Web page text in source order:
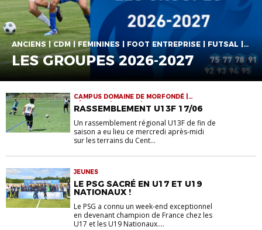
ANCIENS | CDM | FÉMININES | FOOT ENTREPRISE | FUTSAL | JEUNES | SENIORS | VIE DE LA LIGUE
LES GROUPES 2026-2027
CAMPUS DOMAINE DE MORFONDÉ |
FÉMININES | JEUNES | RASSEMBLEMENTS
RASSEMBLEMENT U13F 17/06
Un rassemblement régional U13F de fin de
saison a eu lieu ce mercredi après-midi
sur les terrains du Cent...
JEUNES
LE PSG SACRÉ EN U17 ET U19
NATIONAUX !
Le PSG a connu un week-end exceptionnel
en devenant champion de France chez les
U17 et les U19 Nationaux....